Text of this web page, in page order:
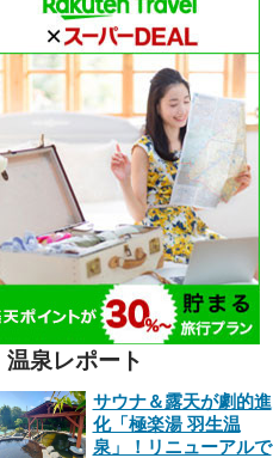
温泉レポート
サウナ＆露天が劇的進
化「極楽湯 羽生温
泉」！リニューアルで